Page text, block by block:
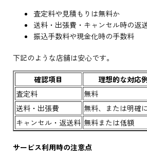
査定料や見積もりは無料か
送料・出張費・キャンセル時の返
振込手数料や現金化時の手数料
下記のような店舗は安心です。
確認項目
理想的な対応
査定料
無料
送料・出張費
無料、または明確
キャンセル・返送料 無料または低額
サービス利用時の注意点